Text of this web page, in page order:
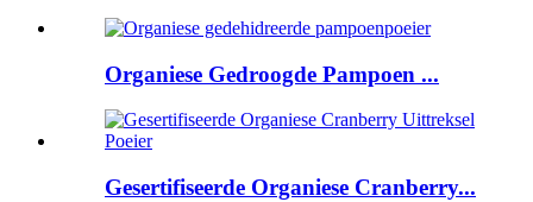
Organiese Gedroogde Pampoen ...
Gesertifiseerde Organiese Cranberry...